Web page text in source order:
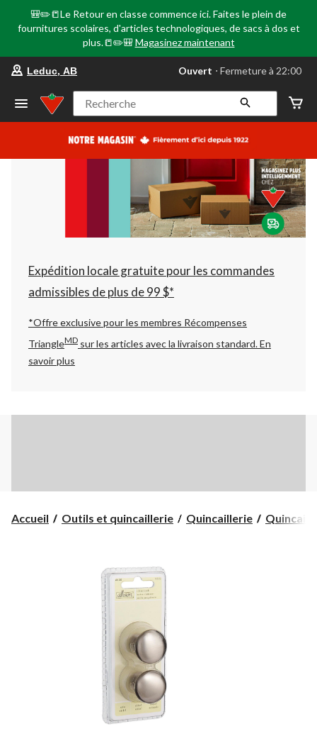
🎒✏️📒Le Retour en classe commence ici. Faites le plein de
fournitures scolaires, d'articles technologiques, de sacs à dos et
plus.📒✏️🎒 Magasinez maintenant
votre
préféré
Leduc,
AB,
courament
Fermeture
à
22:00
cliquer
pour
changer
Leduc, AB Ouvert ⋅ Fermeture à 22:00
Recherche
Expédition locale gratuite pour les commandes
admissibles de plus de 99 $*
*Offre exclusive pour les membres Récompenses
TriangleMD sur les articles avec la livraison standard.En
savoir plus
Accueil Outils et quincaillerie Quincaillerie